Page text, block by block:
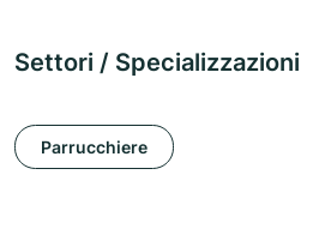
Settori / Specializzazioni
Parrucchiere